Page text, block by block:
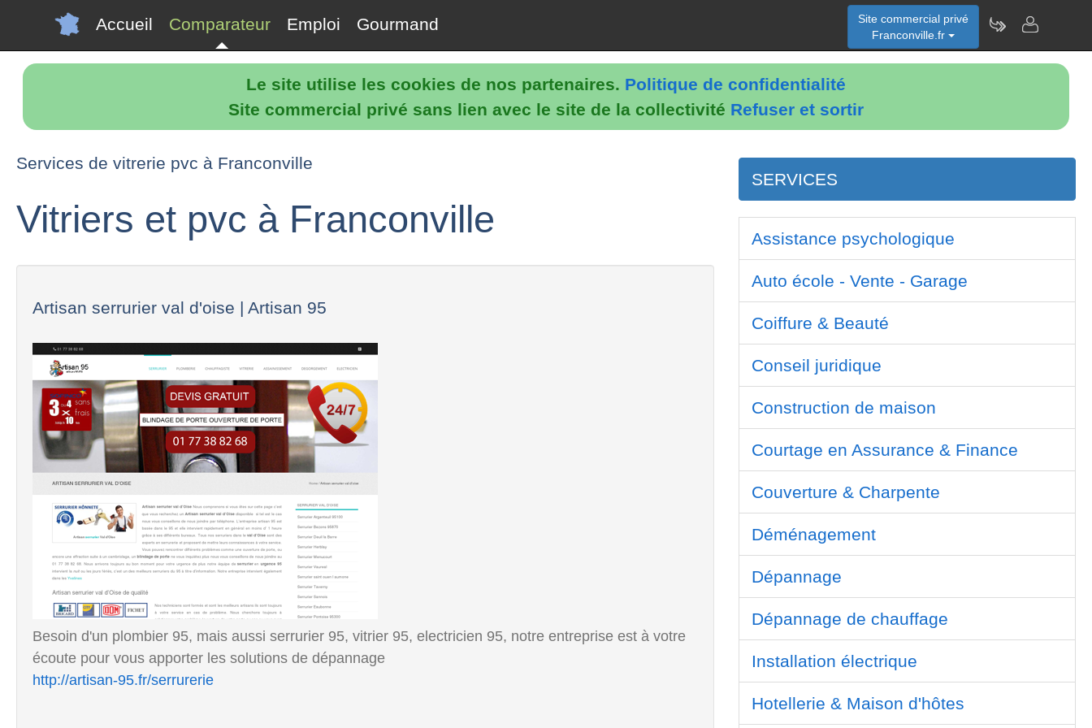
Le site utilise les cookies de nos partenaires. Politique de confidentialité
Site commercial privé sans lien avec le site de la collectivité Refuser et sortir
Accueil Comparateur Emploi Gourmand
Site commercial privé
Franconville.fr
Services de vitrerie pvc à Franconville
Vitriers et pvc à Franconville
Artisan serrurier val d'oise | Artisan 95
Besoin d'un plombier 95, mais aussi serrurier 95, vitrier 95, electricien 95, notre entreprise est à votre
écoute pour vous apporter les solutions de dépannage
http://artisan-95.fr/serrurerie
SERVICES
Assistance psychologique
Auto école - Vente - Garage
Coiffure & Beauté
Conseil juridique
Construction de maison
Courtage en Assurance & Finance
Couverture & Charpente
Déménagement
Dépannage
Dépannage de chauffage
Installation électrique
Hotellerie & Maison d'hôtes